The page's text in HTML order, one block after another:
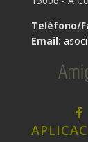
Teléfono/
Email: